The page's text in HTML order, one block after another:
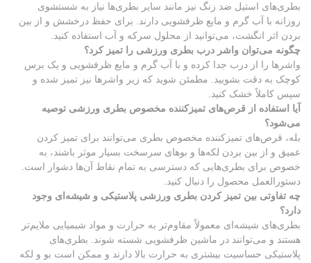
بطری‌های استیل ضد زنگ نیز مانند سایر بطری‌ها نیاز به شستشوی
روزانه با آب گرم و مایع ظرفشویی دارند. برای حفظ درخشش و از بین
بردن اثر انگشت، می‌توانید از محلول سرکه و آب استفاده کنید.
چگونه می‌توان واشر درب بطری ورزشی را تمیز کرد؟
واشرها را از درب جدا کرده و با آب گرم و مایع ظرفشویی و یک برس
کوچک به دقت بشویید. مطمئن شوید که زیر واشرها نیز تمیز شده و
سپس کاملاً خشک کنید.
آیا استفاده از قرص‌های تمیزکننده مخصوص بطری ورزشی توصیه
می‌شود؟
بله، قرص‌های تمیزکننده مخصوص بطری می‌توانند برای تمیز کردن
عمیق و از بین بردن لکه‌ها و بوهای سرسخت بسیار موثر باشند، به
خصوص برای بطری‌هایی که دسترسی به تمام نقاط آن‌ها دشوار است.
دستورالعمل محصول را دنبال کنید.
چه تفاوتی بین تمیز کردن بطری ورزشی پلاستیکی و شیشه‌ای وجود
دارد؟
بطری‌های شیشه‌ای معمولاً مقاوم‌تر به حرارت و مواد شیمیایی ملایم‌تر
هستند و می‌توانند در ماشین ظرفشویی شسته شوند. بطری‌های
پلاستیکی حساسیت بیشتری به حرارت بالا دارند و ممکن است بو و لکه